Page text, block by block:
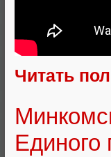
Читать
Единого